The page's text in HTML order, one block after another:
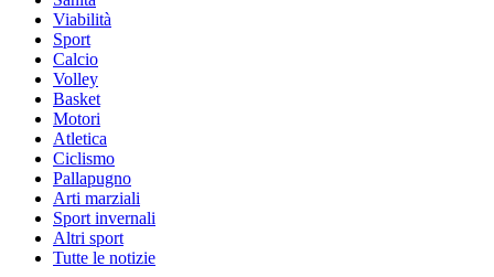
Viabilità
Sport
Calcio
Volley
Basket
Motori
Atletica
Ciclismo
Pallapugno
Arti marziali
Sport invernali
Altri sport
Tutte le notizie